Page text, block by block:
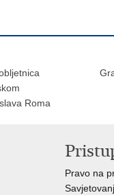
Roma
Pravo na